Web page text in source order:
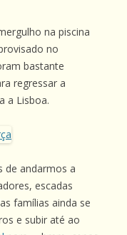
na piscina
no
bastante
regressar a
a Lisboa.
de andarmos a
escadas
famílias ainda se
e subir até ao